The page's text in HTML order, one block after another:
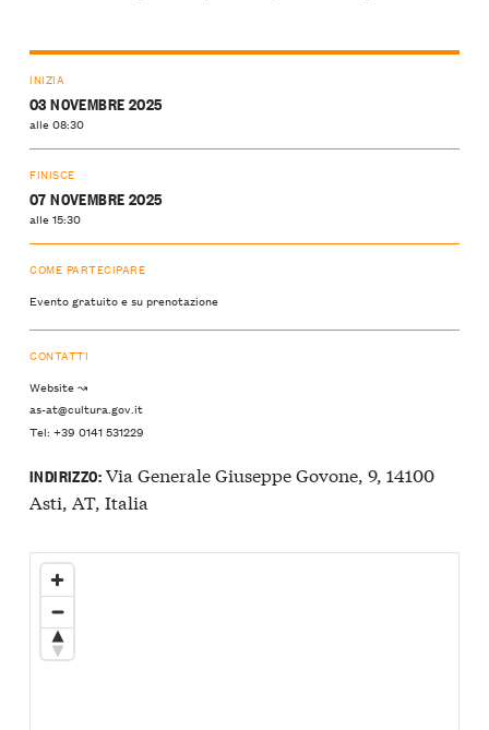
INIZIA
03 NOVEMBRE 2025
alle 08:30
FINISCE
07 NOVEMBRE 2025
alle 15:30
COME PARTECIPARE
Evento gratuito e su prenotazione
CONTATTI
Website ↝
as-at@cultura.gov.it
Tel: +39 0141 531229
INDIRIZZO:Via Generale Giuseppe Govone, 9, 14100
Asti, AT, Italia